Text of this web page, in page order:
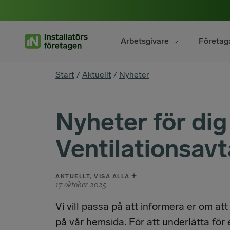
Arbetsgivare
You
Start / Aktuellt / Nyheter
Nyheter för
AKTUELLT, VISA ALLA
17 oktober 2025
Vi vill passa på att informera er om
på vår hemsida. För att underlätta